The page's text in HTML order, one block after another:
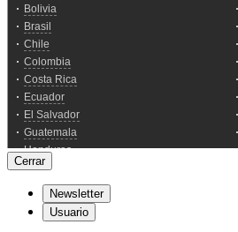
Cerrar
Newsletter
Usuario